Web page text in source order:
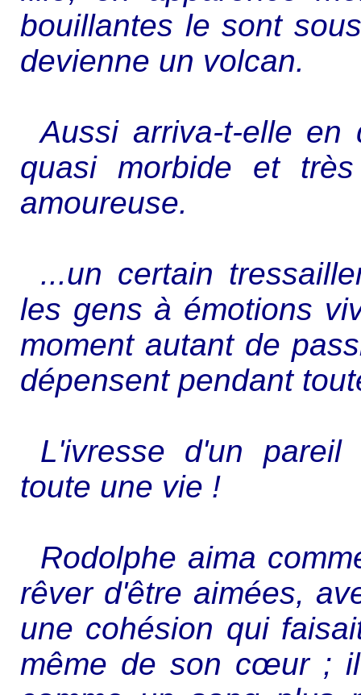
bouillantes le sont
devienne un volcan.
Aussi arriva-t-elle en
quasi morbide et
amoureuse.
...un certain
les gens à émotions
moment autant de
dépensent pendant
L'ivresse d'un pareil
toute une vie !
Rodolphe aima
rêver d'être aimées,
une cohésion qui
même de son cœur ;